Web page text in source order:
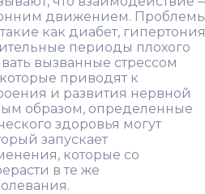
движением.
как диабет, гипертония
периоды плохого
вызванные стрессом
приводят к
и развития нервной
образом, определенные
здоровья могут
запускает
которые со
в те же